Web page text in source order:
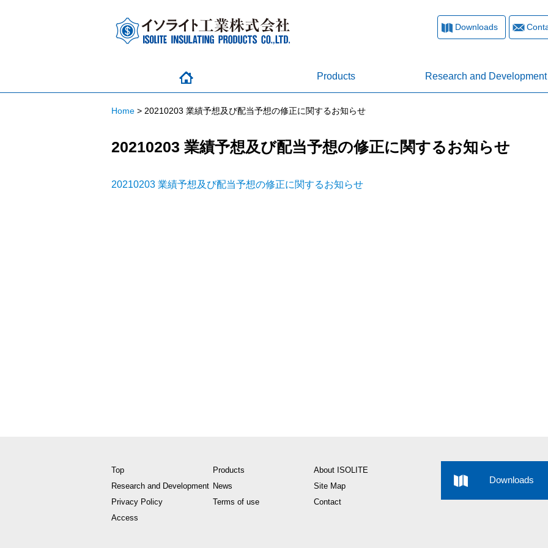
Downloads
Products Research and Development
Home > 20210203 業績予想及び配当予想の修正に関するお知らせ
20210203 業績予想及び配当予想の修正に関するお知らせ
20210203 業績予想及び配当予想の修正に関するお知らせ
Top Products
About ISOLITE
Research and Development News
Site Map
Privacy Policy
Terms of use
Contact
Access
Downloads